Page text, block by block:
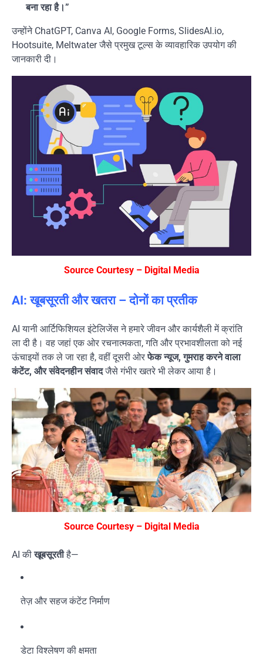
बना रहा है।”
उन्होंने ChatGPT, Canva AI, Google Forms, SlidesAI.io,
Hootsuite, Meltwater जैसे प्रमुख टूल्स के व्यावहारिक उपयोग की
जानकारी दी।
Source Courtesy – Digital Media
AI: खूबसूरती और खतरा – दोनों का प्रतीक
AI यानी आर्टिफिशियल इंटेलिजेंस ने हमारे जीवन और कार्यशैली में क्रांति
ला दी है। वह जहां एक ओर रचनात्मकता, गति और प्रभावशीलता को नई
ऊंचाइयों तक ले जा रहा है, वहीं दूसरी ओरफेक न्यूज, गुमराह करने वाला
कंटेंट, और संवेदनहीन संवादजैसे गंभीर खतरे भी लेकर आया है।
Source Courtesy – Digital Media
AI कीखूबसूरतीहै—
तेज़ और सहज कंटेंट निर्माण
डेटा विश्लेषण की क्षमता